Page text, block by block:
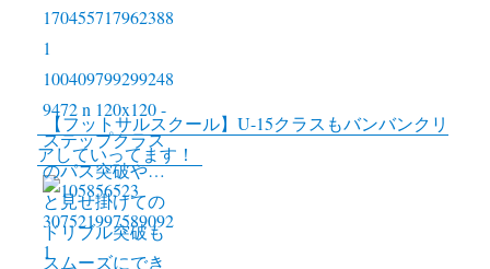
n
k
【フットサルスクール】U-15クラスもバンバンクリ
アしていってます！